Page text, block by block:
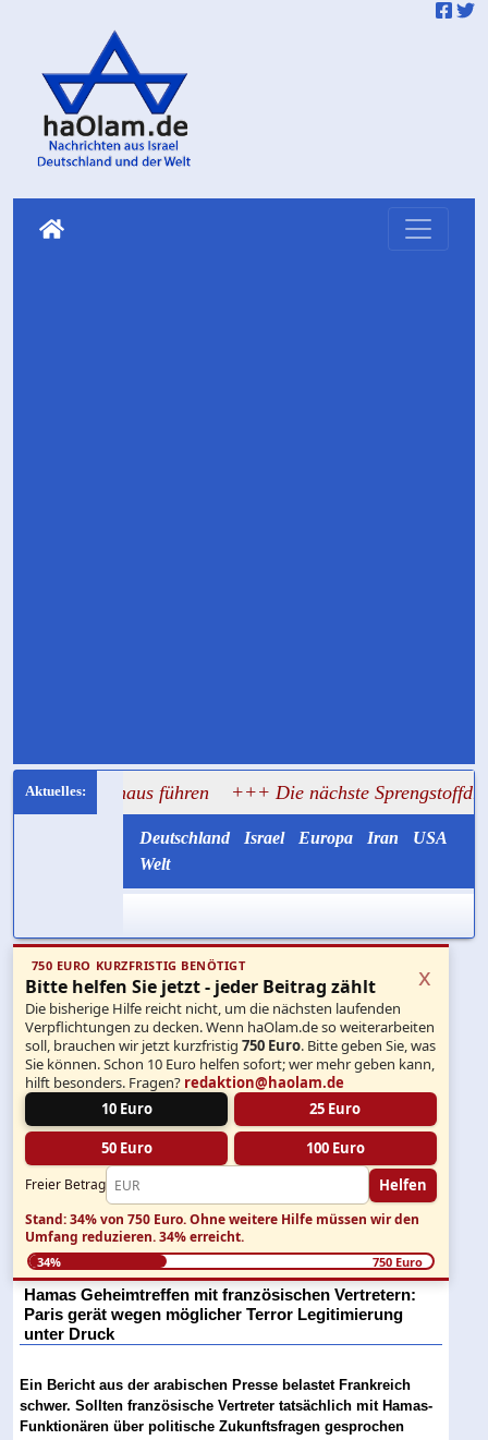
führen +++ Die nächste Sprengstoffdrohne
Deutschland Israel Europa Iran
USA
Welt
750 EURO KURZFRISTIG BENÖTIGT
Bitte helfen Sie jetzt - jeder Beitrag zählt
Die bisherige Hilfe reicht nicht, um die nächsten laufenden
Verpflichtungen zu decken. Wenn haOlam.de so weiterarbeiten
soll, brauchen wir jetzt kurzfristig750 Euro. Bitte geben Sie, was
Sie können. Schon 10 Euro helfen sofort; wer mehr geben kann,
hilft besonders. Fragen? redaktion@haolam.de
10 Euro
25 Euro
50 Euro 100 Euro
Freier Betrag Helfen
x
Stand: 34% von 750 Euro.Ohne weitere Hilfe müssen wir den
Umfang reduzieren.34% erreicht.
34% 750 Euro
Hamas Geheimtreffen mit französischen Vertretern:
Paris gerät wegen möglicher Terror Legitimierung
unter Druck
Ein Bericht aus der arabischen Presse belastet Frankreich
schwer. Sollten französische Vertreter tatsächlich mit Hamas-
Funktionären über politische Zukunftsfragen gesprochen